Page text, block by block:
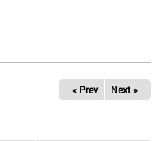
« Prev Next »